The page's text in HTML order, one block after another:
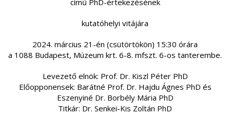
című PhD-értekezésének
kutatóhelyi vitájára
2024. március 21-én (csütörtökön) 15:30 órára
a 1088 Budapest, Múzeum krt. 6-8. mfszt. 6-os tanterembe.
Levezető elnök: Prof. Dr. Kiszl Péter PhD
Előopponensek: Barátné Prof. Dr. Hajdu Ágnes PhD és
Eszenyiné Dr. Borbély Mária PhD
Titkár: Dr. Senkei-Kis Zoltán PhD